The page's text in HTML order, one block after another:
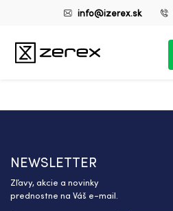
info@izerex.sk
NEWSLETTER
Zľavy, akcie a novinky
prednostne na Váš e-mail.